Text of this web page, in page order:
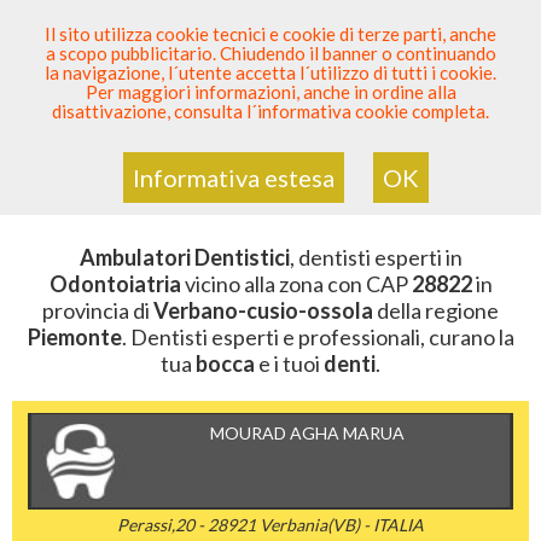
SEI DENTISTA? PARTECIPA
Sei QuiElenco Dentista Sicuro > Odontoiatria>
Ambulatori Dentistici>Piemonte>Verbano-Cusio-
Ossola>CAP 28822
ZONA CON CAP 28822
Ambulatori Dentistici, dentisti esperti in
Odontoiatriavicino alla zona con CAP28822in
provincia diVerbano-cusio-ossola della regione
Piemonte. Dentisti esperti e professionali, curano la
tua bocca e i tuoi denti.
MOURAD AGHA MARUA
Perassi,20 - 28921 Verbania(VB) - ITALIA
Il sito utilizza cookie tecnici e cookie di terze parti, anche
a scopo pubblicitario. Chiudendo il banner o continuando
la navigazione, l´utente accetta l´utilizzo di tutti i cookie.
Per maggiori informazioni, anche in ordine alla
disattivazione, consulta l´informativa cookie completa.
Informativa estesa OK